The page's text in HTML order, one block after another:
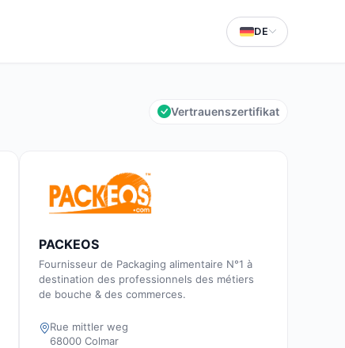
DE
Vertrauenszertifikat
PACKEOS
Fournisseur de Packaging alimentaire N°1 à
destination des professionnels des métiers
de bouche & des commerces.
Rue mittler weg
68000 Colmar